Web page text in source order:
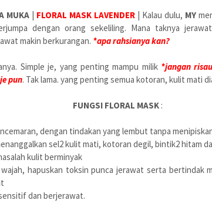
MUKA| FLORAL MASK LAVENDER| Kalau dulu, MY
dengan orang sekeliling. Mana taknya
makin berkurangan. *apa rahsianya kan?
Simple je, yang penting mampu milik*jangan
pun. Tak lama. yang penting semua kotoran, kulit mati
FUNGSI FLORAL MASK :
dengan tindakan yang lembut tanpa
sel2 kulit mati, kotoran degil, bintik2 hitam
kulit berminyak
hapuskan toksin punca jerawat serta bertindak
dan berjerawat.